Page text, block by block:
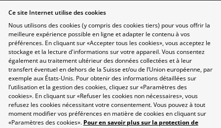
Exposants
Conférences
Points forts
Espace Exposants
Espace Enseignants
Suivez-nous sur les réseaux sociaux
Ce site Internet utilise des cookies
Nous utilisons des cookies (y compris des cookies tiers) pour vous offrir la
meilleure expérience possible en ligne et adapter le contenu à vos
préférences. En cliquant sur «Accepter tous les cookies», vous acceptez le
stockage et la lecture d'informations sur votre appareil. Vous consentez
également au traitement ultérieur des données collectées et à leur
transfert éventuel en dehors de la Suisse et/ou de l’Union européenne, par
exemple aux États-Unis. Pour obtenir des informations détaillées sur
l’utilisation et la gestion des cookies, cliquez sur «Paramètres des
cookies». En cliquant sur «Refuser les cookies non nécessaires», vous
refusez les cookies nécessitant votre consentement. Vous pouvez à tout
moment modifier vos préférences en matière de cookies en cliquant sur
«Paramètres des cookies». Pour en savoir plus sur la protection de